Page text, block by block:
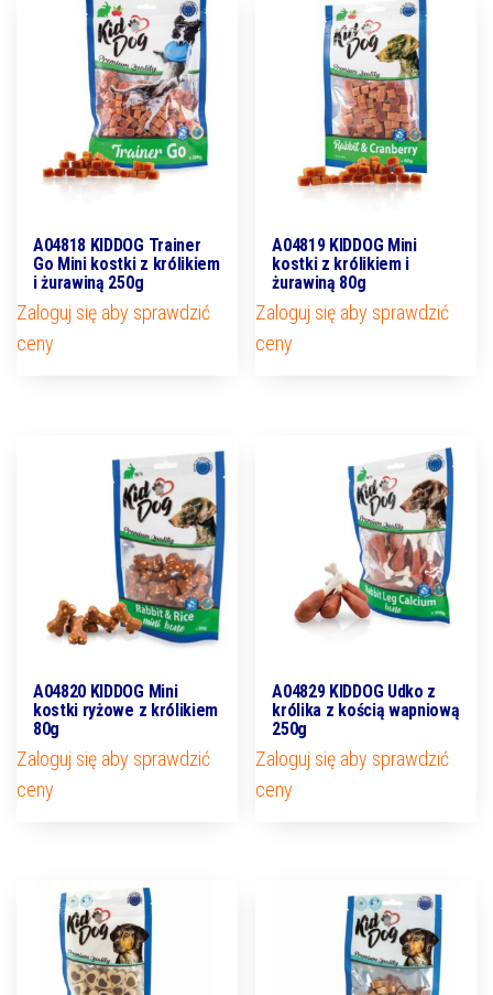
A04818 KIDDOG Trainer
Go Mini kostki z królikiem
i żurawiną 250g
Zaloguj się aby sprawdzić
ceny
A04819 KIDDOG Mini
kostki z królikiem i
żurawiną 80g
Zaloguj się aby sprawdzić
ceny
A04820 KIDDOG Mini
kostki ryżowe z królikiem
80g
Zaloguj się aby sprawdzić
ceny
A04829 KIDDOG Udko z
królika z kością wapniową
250g
Zaloguj się aby sprawdzić
ceny